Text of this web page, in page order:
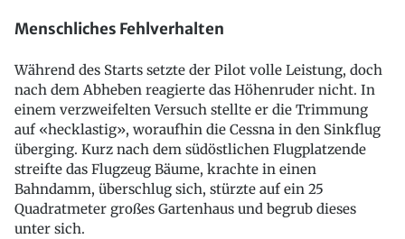
Menschliches Fehlverhalten
Während des Starts setzte der Pilot volle Leistung, doch
nach dem Abheben reagierte das Höhenruder nicht. In
einem verzweifelten Versuch stellte er die Trimmung
auf «hecklastig», woraufhin die Cessna in den Sinkflug
überging. Kurz nach dem südöstlichen Flugplatzende
streifte das Flugzeug Bäume, krachte in einen
Bahndamm, überschlug sich, stürzte auf ein 25
Quadratmeter großes Gartenhaus und begrub dieses
unter sich.